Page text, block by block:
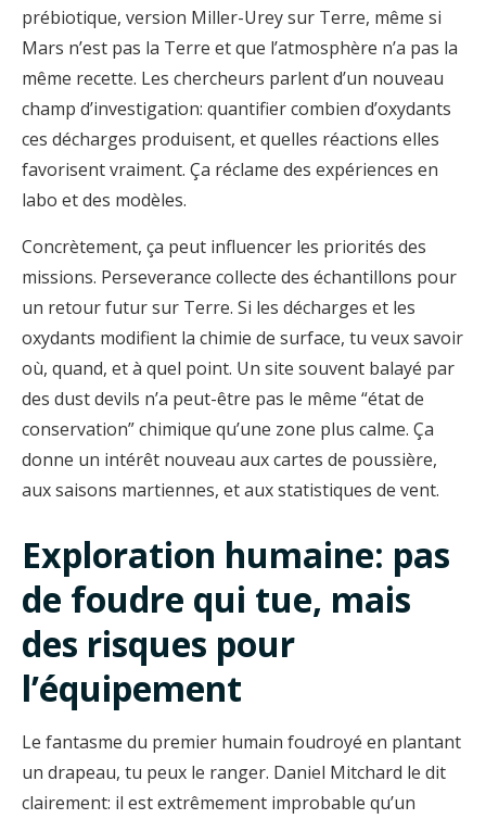
prébiotique, version Miller-Urey sur Terre, même si
Mars n’est pas la Terre et que l’atmosphère n’a pas la
même recette. Les chercheurs parlent d’un nouveau
champ d’investigation: quantifier combien d’oxydants
ces décharges produisent, et quelles réactions elles
favorisent vraiment. Ça réclame des expériences en
labo et des modèles.
Concrètement, ça peut influencer les priorités des
missions. Perseverance collecte des échantillons pour
un retour futur sur Terre. Si les décharges et les
oxydants modifient la chimie de surface, tu veux savoir
où, quand, et à quel point. Un site souvent balayé par
des dust devils n’a peut-être pas le même “état de
conservation” chimique qu’une zone plus calme. Ça
donne un intérêt nouveau aux cartes de poussière,
aux saisons martiennes, et aux statistiques de vent.
Exploration humaine: pas
de foudre qui tue, mais
des risques pour
l’équipement
Le fantasme du premier humain foudroyé en plantant
un drapeau, tu peux le ranger. Daniel Mitchard le dit
clairement: il est extrêmement improbable qu’un